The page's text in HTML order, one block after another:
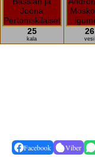
25
kala
26
vesi
Facebook Viber